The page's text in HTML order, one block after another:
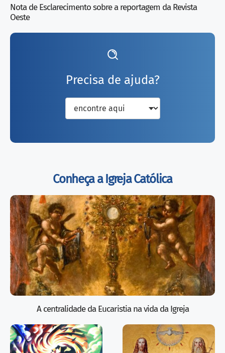
Nota de Esclarecimento sobre a reportagem da Revista
Oeste
Precisa de ajuda?
encontre aqui
Conheça a Igreja Católica
A centralidade da Eucaristia na vida da Igreja